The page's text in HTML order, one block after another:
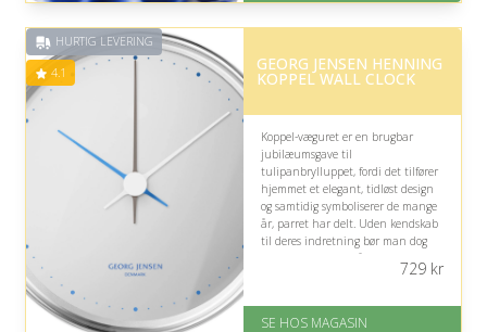
af 5
HURTIG LEVERING
4.1 GEORG JENSEN HENNING
KOPPEL WALL CLOCK
Koppel-væguret er en brugbar
jubilæumsgave til
tulipanbrylluppet, fordi det tilfører
hjemmet et elegant, tidløst design
og samtidig symboliserer de mange
år, parret har delt. Uden kendskab
til deres indretning bør man dog
være opmærksom på, om det passer
På lager
729kr
SE HOS MAGASIN